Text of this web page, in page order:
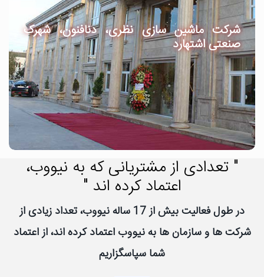
شرکت ماشین سازی نظری، دنافنون، شهرک
صنعتی اشتهارد
" تعدادی از مشتریانی که به نیووب،
اعتماد کرده اند "
در طول فعالیت بیش از 17 ساله نیووب، تعداد زیادی از
شرکت ها و سازمان ها به نیووب اعتماد کرده اند، از اعتماد
شما سپاسگزاریم